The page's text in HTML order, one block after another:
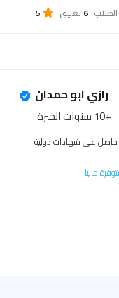
الطلاب 6تعليق 5
رازي ابو حمدان
+10 سنوات الخبرة
على شهادات دولية
حاليا